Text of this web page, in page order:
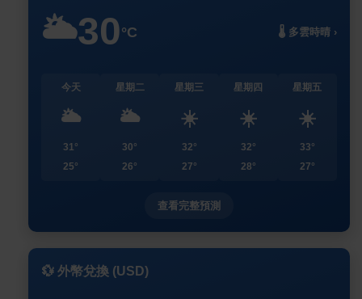
🌥️30°C 🌡️ 多雲時晴 ›
今天
🌥️
31°
25°
星期二
🌥️
30°
26°
星期三
☀️
32°
27°
星期四
☀️
32°
28°
星期五
☀️
33°
27°
查看完整預測
💱 外幣兌換 (USD)